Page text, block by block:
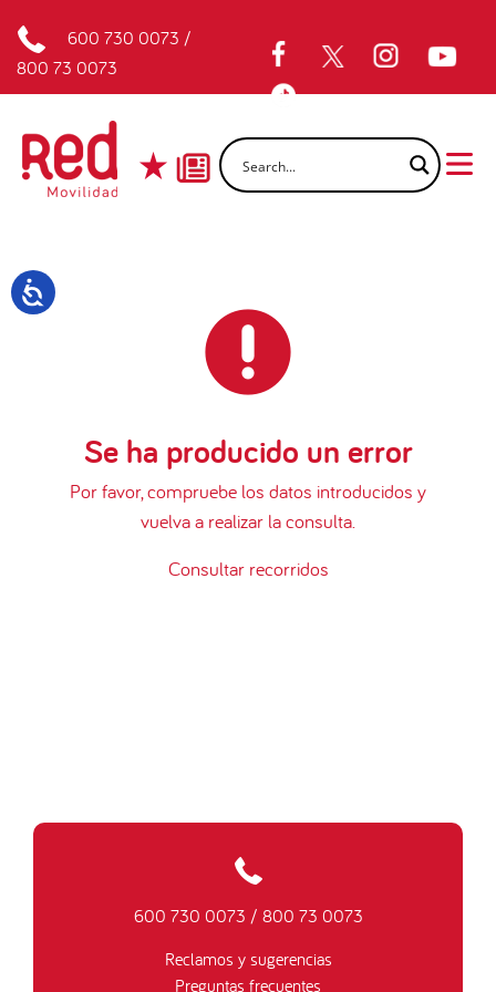
600 730 0073 /
800 73 0073
Se ha producido un error
Por favor, compruebe los datos introducidos y
vuelva a realizar la consulta.
Consultar recorridos
600 730 0073 / 800 73 0073
Reclamos y sugerencias
Preguntas frecuentes